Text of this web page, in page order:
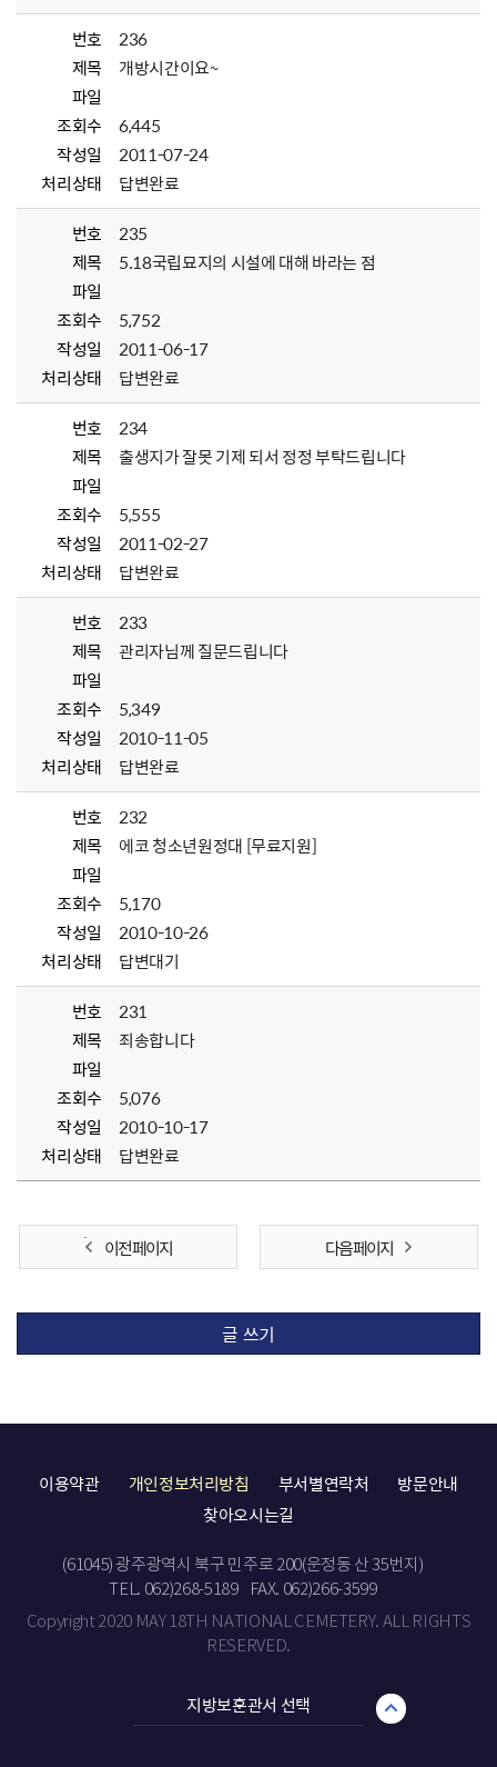
번호
236
제목
개방시간이요~
파일
조회수
6,445
작성일
2011-07-24
처리상태
답변완료
번호
235
제목
5.18국립묘지의 시설에 대해 바라는 점
파일
조회수
5,752
작성일
2011-06-17
처리상태
답변완료
번호
234
제목
출생지가 잘못 기제 되서 정정 부탁드립니다
파일
조회수
5,555
작성일
2011-02-27
처리상태
답변완료
번호
233
제목
관리자님께 질문드립니다
파일
조회수
5,349
작성일
2010-11-05
처리상태
답변완료
번호
232
제목
에코 청소년원정대 [무료지원]
파일
조회수
5,170
작성일
2010-10-26
처리상태
답변대기
번호
231
제목
죄송합니다
파일
조회수
5,076
작성일
2010-10-17
처리상태
답변완료
이전 페이지 다음 페이지
글 쓰기
이용약관 개인정보처리방침 부서별연락처
방문안내
찾아오시는길
(61045) 광주광역시 북구 민주로 200(운정동 산 35번지)
TEL. 062)268-5189
FAX. 062)266-3599
Copyright 2020 MAY 18TH NATIONAL CEMETERY. ALL RIGHTS
RESERVED.
지방보훈관서 선택